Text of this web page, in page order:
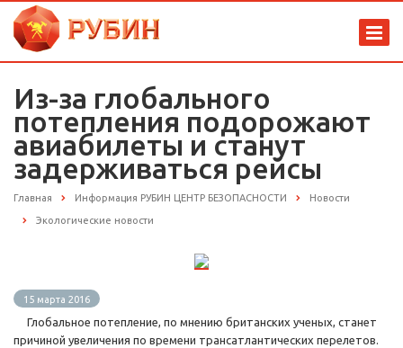
Из-за глобального
потепления подорожают
авиабилеты и станут
задерживаться рейсы
Главная Информация РУБИН ЦЕНТР БЕЗОПАСНОСТИ Новости
Экологические новости
15 марта 2016
Глобальное потепление, по мнению британских ученых, станет
причиной увеличения по времени трансатлантических перелетов.